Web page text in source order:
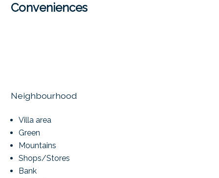
Conveniences
Neighbourhood
Villa area
Green
Mountains
Shops/Stores
Bank